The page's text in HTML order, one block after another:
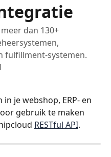
dan 130+
fulfillment-systemen.
je webshop, ERP- en
gebruik te maken
RESTful API.